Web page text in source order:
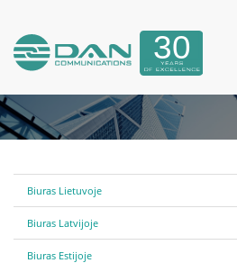
Biuras Lietuvoje
Biuras Latvijoje
Biuras Estijoje